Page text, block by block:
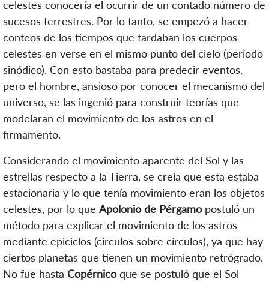
celestes conocería el ocurrir de un contado número de
sucesos terrestres. Por lo tanto, se empezó a hacer
conteos de los tiempos que tardaban los cuerpos
celestes en verse en el mismo punto del cielo (período
sinódico). Con esto bastaba para predecir eventos,
pero el hombre, ansioso por conocer el mecanismo del
universo, se las ingenió para construir teorías que
modelaran el movimiento de los astros en el
firmamento.
Considerando el movimiento aparente del Sol y las
estrellas respecto a la Tierra, se creía que esta estaba
estacionaria y lo que tenía movimiento eran los objetos
celestes, por lo que Apolonio de Pérgamopostuló un
método para explicar el movimiento de los astros
mediante epiciclos (círculos sobre círculos), ya que hay
ciertos planetas que tienen un movimiento retrógrado.
No fue hasta Copérnicoque se postuló que el Sol